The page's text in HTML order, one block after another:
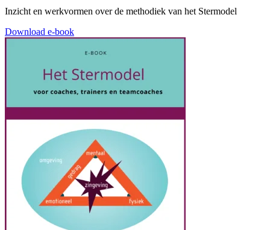
Inzicht en werkvormen over de methodiek van het Stermodel
Download e-book